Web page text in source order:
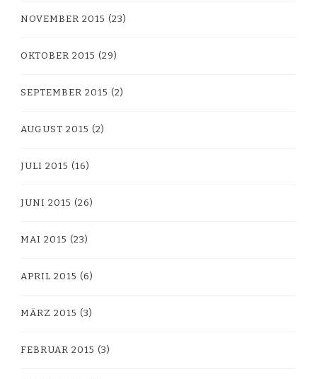
NOVEMBER 2015 (23)
OKTOBER 2015 (29)
SEPTEMBER 2015 (2)
AUGUST 2015 (2)
JULI 2015 (16)
JUNI 2015 (26)
MAI 2015 (23)
APRIL 2015 (6)
MÄRZ 2015 (3)
FEBRUAR 2015 (3)